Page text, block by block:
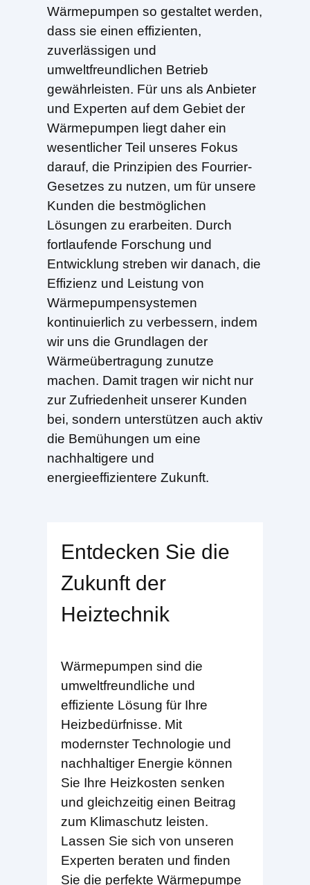
Wärmepumpen so gestaltet werden,
dass sie einen effizienten,
zuverlässigen und
umweltfreundlichen Betrieb
gewährleisten. Für uns als Anbieter
und Experten auf dem Gebiet der
Wärmepumpen liegt daher ein
wesentlicher Teil unseres Fokus
darauf, die Prinzipien des Fourrier-
Gesetzes zu nutzen, um für unsere
Kunden die bestmöglichen
Lösungen zu erarbeiten. Durch
fortlaufende Forschung und
Entwicklung streben wir danach, die
Effizienz und Leistung von
Wärmepumpensystemen
kontinuierlich zu verbessern, indem
wir uns die Grundlagen der
Wärmeübertragung zunutze
machen. Damit tragen wir nicht nur
zur Zufriedenheit unserer Kunden
bei, sondern unterstützen auch aktiv
die Bemühungen um eine
nachhaltigere und
energieeffizientere Zukunft.
Entdecken Sie die
Zukunft der
Heiztechnik
Wärmepumpen sind die
umweltfreundliche und
effiziente Lösung für Ihre
Heizbedürfnisse. Mit
modernster Technologie und
nachhaltiger Energie können
Sie Ihre Heizkosten senken
und gleichzeitig einen Beitrag
zum Klimaschutz leisten.
Lassen Sie sich von unseren
Experten beraten und finden
Sie die perfekte Wärmepumpe